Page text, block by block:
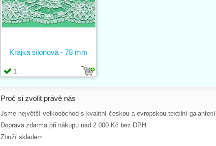
1
Krajka silonová - 78 mm
Proč si zvolit právě nás
Jsme největší velkoobchod s kvalitní českou a evropskou textilní galanterií
Doprava zdarma při nákupu nad 2 000 Kč bez DPH
Zboží skladem